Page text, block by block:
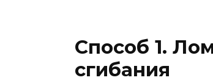
Способ 1.
сгибания